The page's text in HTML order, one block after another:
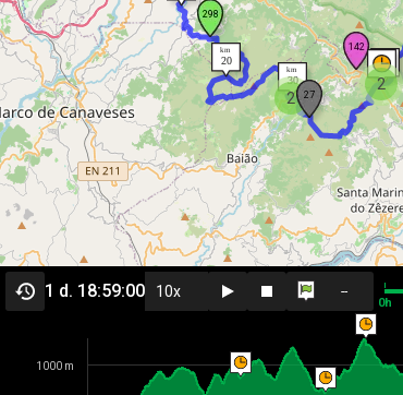
2
2
1 d. 18:59:00 --
0h
1000 m